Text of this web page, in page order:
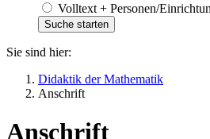
Volltext + Personen/
Sie sind hier:
Didaktik der Mathematik
Anschrift
Anschrift